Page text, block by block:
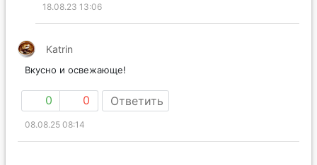
18.08.23 13:06
Katrin
Вкусно и освежающе!
0 0 Ответить
08.08.25 08:14